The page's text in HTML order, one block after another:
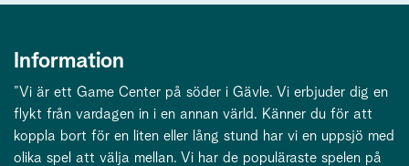
Information
”Vi är ett Game Center på söder i Gävle. Vi erbjuder dig en
flykt från vardagen in i en annan värld. Känner du för att
koppla bort för en liten eller lång stund har vi en uppsjö med
olika spel att välja mellan. Vi har de populäraste spelen på